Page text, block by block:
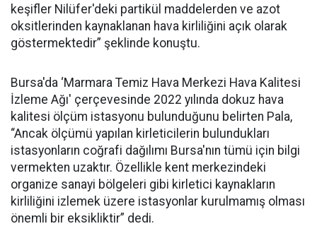
keşifler Nilüfer'deki partikül maddelerden ve azot
oksitlerinden kaynaklanan hava kirliliğini açık olarak
göstermektedir” şeklinde konuştu.
Bursa'da ‘Marmara Temiz Hava Merkezi Hava Kalitesi
İzleme Ağı' çerçevesinde 2022 yılında dokuz hava
kalitesi ölçüm istasyonu bulunduğunu belirten Pala,
“Ancak ölçümü yapılan kirleticilerin bulundukları
istasyonların coğrafi dağılımı Bursa'nın tümü için bilgi
vermekten uzaktır. Özellikle kent merkezindeki
organize sanayi bölgeleri gibi kirletici kaynakların
kirliliğini izlemek üzere istasyonlar kurulmamış olması
önemli bir eksikliktir” dedi.